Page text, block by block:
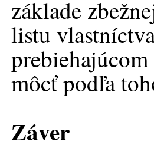
základe
listu
môcť podľa
Záver